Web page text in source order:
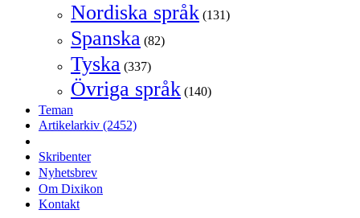
Nordiska språk (131)
Spanska (82)
Tyska (337)
Övriga språk (140)
Teman
Artikelarkiv (2452)
Skribenter
Nyhetsbrev
Om Dixikon
Kontakt